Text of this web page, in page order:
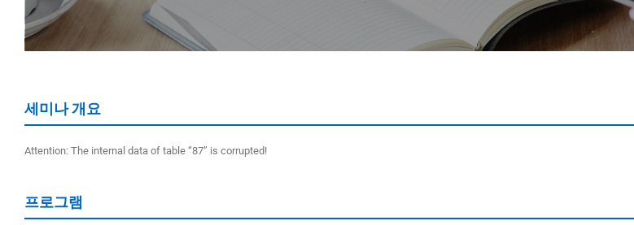
세미나 개요
Attention: The internal data of table “87” is corrupted!
프로그램